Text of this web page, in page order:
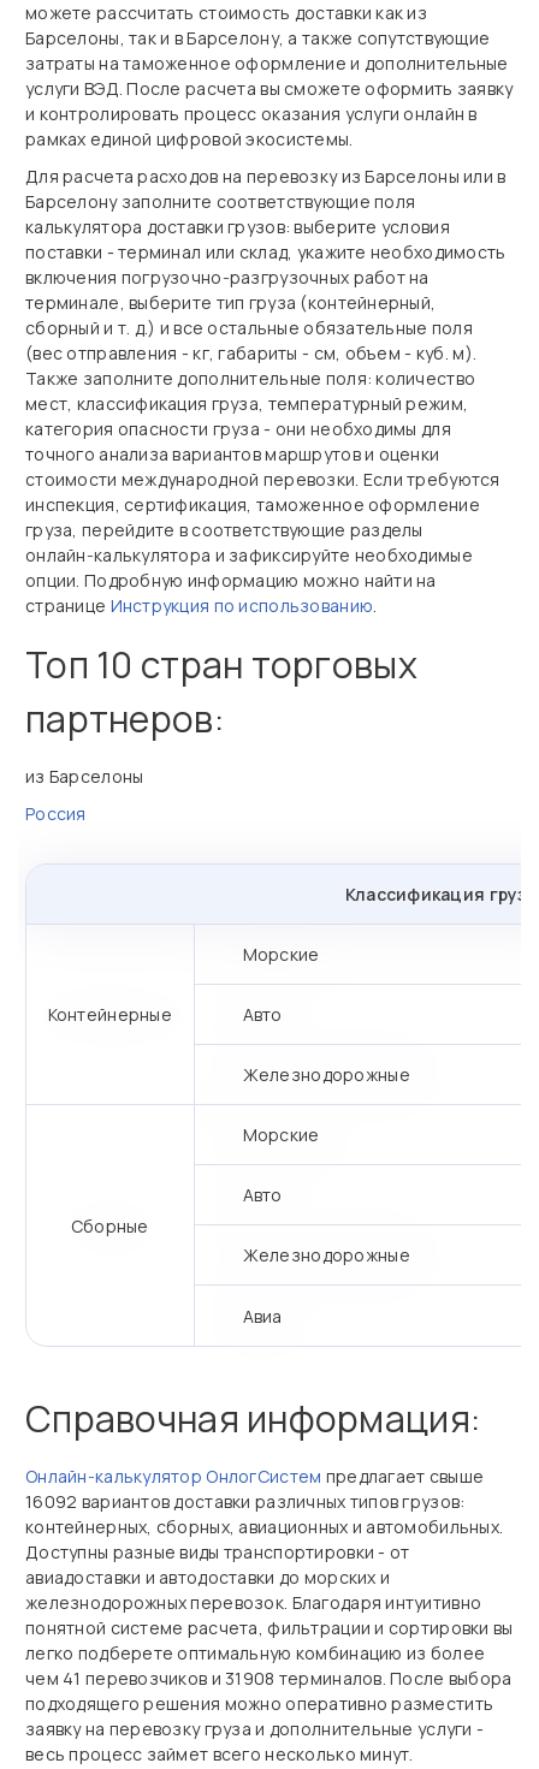
можете рассчитать стоимость доставки как из
Барселоны, так и в Барселону, а также сопутствующие
затраты на таможенное оформление и дополнительные
услуги ВЭД. После расчета вы сможете оформить заявку
и контролировать процесс оказания услуги онлайн в
рамках единой цифровой экосистемы.
Для расчета расходов на перевозку из Барселоны или в
Барселону заполните соответствующие поля
калькулятора доставки грузов: выберите условия
поставки - терминал или склад, укажите необходимость
включения погрузочно‑разгрузочных работ на
терминале, выберите тип груза (контейнерный,
сборный и т. д.) и все остальные обязательные поля
(вес отправления - кг, габариты - см, объем - куб. м).
Также заполните дополнительные поля: количество
мест, классификация груза, температурный режим,
категория опасности груза - они необходимы для
точного анализа вариантов маршрутов и оценки
стоимости международной перевозки. Если требуются
инспекция, сертификация, таможенное оформление
груза, перейдите в соответствующие разделы
онлайн‑калькулятора и зафиксируйте необходимые
опции. Подробную информацию можно найти на
странице Инструкция по использованию.
Топ 10 стран торговых
партнеров:
из Барселоны
Россия
Классификация
Контейнерные
Морские
Авто
Железнодорожные
Сборные
Морские
Авто
Железнодорожные
Авиа
Справочная информация:
Онлайн‑калькулятор ОнлогСистем предлагает свыше
16092 вариантов доставки различных типов грузов:
контейнерных, сборных, авиационных и автомобильных.
Доступны разные виды транспортировки - от
авиадоставки и автодоставки до морских и
железнодорожных перевозок. Благодаря интуитивно
понятной системе расчета, фильтрации и сортировки вы
легко подберете оптимальную комбинацию из более
чем 41 перевозчиков и 31908 терминалов. После выбора
подходящего решения можно оперативно разместить
заявку на перевозку груза и дополнительные услуги -
весь процесс займет всего несколько минут.